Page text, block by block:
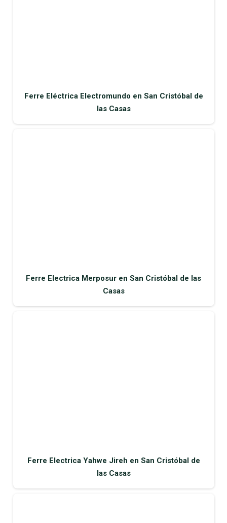
Ferre Eléctrica Electromundo en San Cristóbal de
las Casas
Ferre Electrica Merposur en San Cristóbal de las
Casas
Ferre Electrica Yahwe Jireh en San Cristóbal de
las Casas